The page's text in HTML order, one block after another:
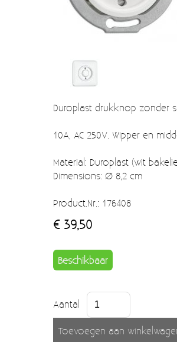
Kapstokken & Haken
Meubelgrepen
Voorraadbakjes
Kastinrichting
Badkamer
Keuken accessoires
Smeg 50s klein elektro
Afvalemmers
Emaille
Moccamaster (De beste kop koffie
Duroplast drukknop zonder
10A, AC 250V. Wipper en
Material: Duroplast (wit
Dimensions: Ø 8,2 cm
Product.Nr.: 176408
€ 39,50
Beschikbaar
Aantal